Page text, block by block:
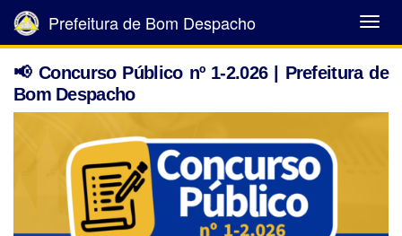
Abrir
Menu
Prefeitura de Bom Despacho
📢 Concurso Público nº 1-2.026 | Prefeitura de
Bom Despacho